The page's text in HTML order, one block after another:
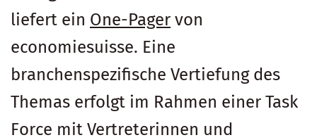
liefert ein One-Pager von
economiesuisse. Eine
branchenspezifische Vertiefung des
Themas erfolgt im Rahmen einer Task
Force mit Vertreterinnen und